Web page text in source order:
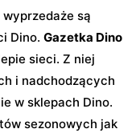
są
Dino. Gazetka Dino
sieci. Z niej
i nadchodzących
w sklepach Dino.
sezonowych jak